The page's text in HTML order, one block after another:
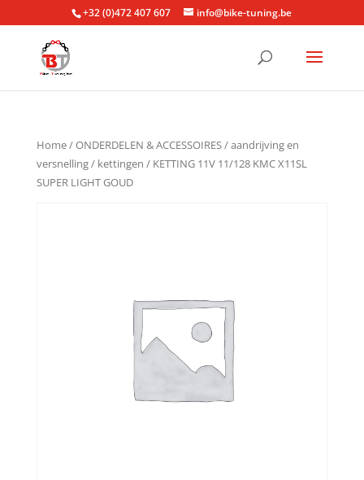
+32 (0)472 407 607 info@bike-tuning.be
Home/ONDERDELEN & ACCESSOIRES/aandrijving en
versnelling/ kettingen / KETTING 11V 11/128 KMC X11SL
SUPER LIGHT GOUD